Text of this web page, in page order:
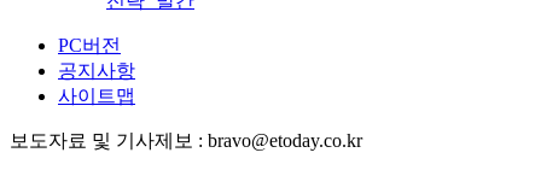
PC버전
공지사항
사이트맵
보도자료 및 기사제보 : bravo@etoday.co.kr